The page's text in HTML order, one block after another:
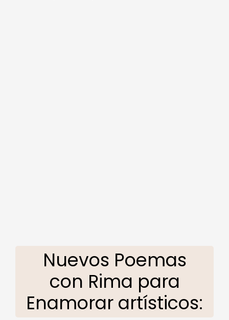
Nuevos Poemas
con Rima para
Enamorar artísticos: